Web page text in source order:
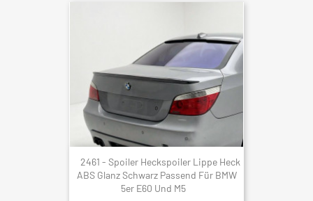
2461 - Spoiler Heckspoiler Lippe Heck
ABS Glanz Schwarz Passend Für BMW
5er E60 Und M5